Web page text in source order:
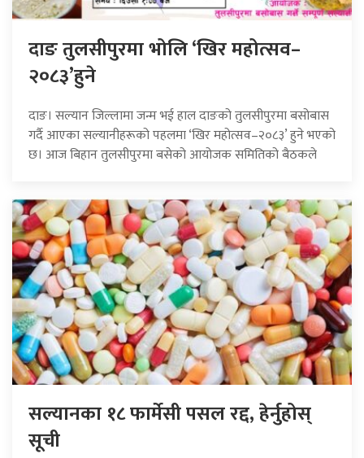
दाङ तुलसीपुरमा भोलि ‘खिर महोत्सव–
२०८३’हुने
दाङ। सल्यान जिल्लामा जन्म भई हाल दाङको तुलसीपुरमा बसोबास
गर्दै आएका सल्यानीहरूको पहलमा ‘खिर महोत्सव–२०८३’ हुने भएको
छ। आज बिहान तुलसीपुरमा बसेको आयोजक समितिको बैठकले
सल्यानका १८ फार्मेसी पसल रद्द, हेर्नुहोस्
सूची